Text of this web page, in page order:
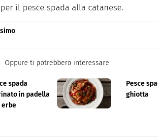
il pesce spada alla catanese.
di cucina di Italiaonline nel quale trovi
passo.
Oppure ti potrebbero interessare
spada
in padella
erbe
Pesce
ghiotta